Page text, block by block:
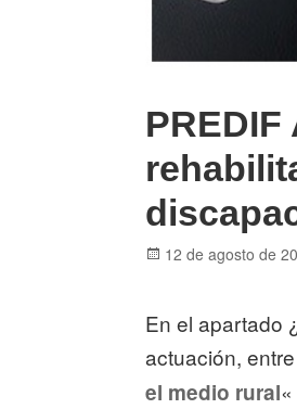
Posted
12 de agosto de
En el apartado
actuación,
el medio rural«